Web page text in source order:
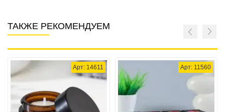
ТАКЖЕ РЕКОМЕНДУЕМ
Арт: 14611 Арт: 11560